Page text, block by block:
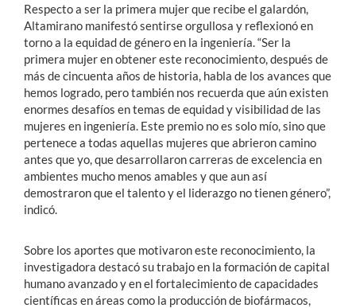
Respecto a ser la primera mujer que recibe el galardón,
Altamirano manifestó sentirse orgullosa y reflexionó en
torno a la equidad de género en la ingeniería. “Ser la
primera mujer en obtener este reconocimiento, después de
más de cincuenta años de historia, habla de los avances que
hemos logrado, pero también nos recuerda que aún existen
enormes desafíos en temas de equidad y visibilidad de las
mujeres en ingeniería. Este premio no es solo mío, sino que
pertenece a todas aquellas mujeres que abrieron camino
antes que yo, que desarrollaron carreras de excelencia en
ambientes mucho menos amables y que aun así
demostraron que el talento y el liderazgo no tienen género”,
indicó.
Sobre los aportes que motivaron este reconocimiento, la
investigadora destacó su trabajo en la formación de capital
humano avanzado y en el fortalecimiento de capacidades
científicas en áreas como la producción de biofármacos,